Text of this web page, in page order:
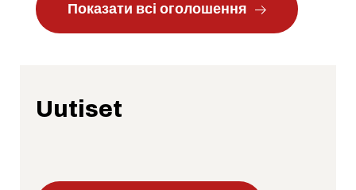
Показати всі оголошення
Uutiset